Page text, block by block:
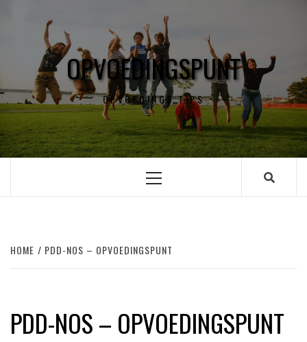
OPVOEDINGSPUNT
OPVOEDINGS TIPS
Primary
HOME PDD-NOS – OPVOEDINGSPUNT
PDD-NOS – OPVOEDINGSPUNT